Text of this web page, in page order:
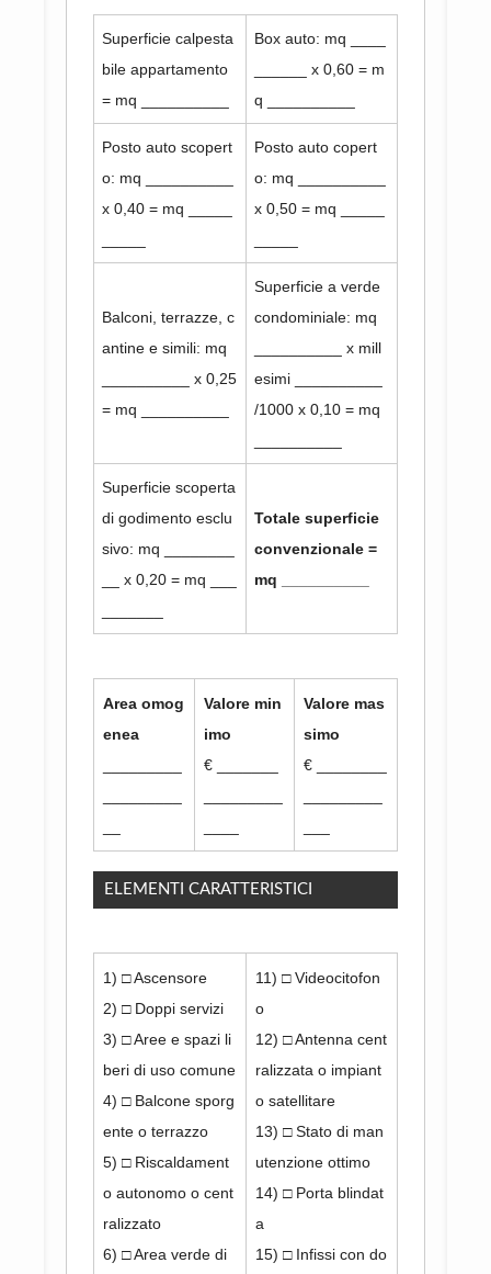
Superficie calpesta
bile appartamento
= mq __________
Box auto: mq ____
______ x 0,60 = m
q __________
Posto auto scopert
o: mq __________
x 0,40 = mq _____
Posto auto copert
o: mq __________
x 0,50 = mq _____
Balconi, terrazze, c
antine e simili: mq
__________ x 0,25
= mq __________
Superficie a verde
condominiale: mq
__________ x mill
esimi __________
/1000 x 0,10 = mq
Superficie scoperta
di godimento esclu
sivo: mq ________
__ x 0,20 = mq ___
Totale superficie
convenzionale =
mq __________
Area omog
enea
Valore min
imo
€ _______
Valore mas
simo
€ ________
ELEMENTI CARATTERISTICI
1) □ Ascensore
2) □ Doppi servizi
3) □ Aree e spazi li
beri di uso comune
4) □ Balcone sporg
ente o terrazzo
5) □ Riscaldament
o autonomo o cent
ralizzato
6) □ Area verde di
11) □ Videocitofon
o
12) □ Antenna cent
ralizzata o impiant
o satellitare
13) □ Stato di man
utenzione ottimo
14) □ Porta blindat
a
15) □ Infissi con do